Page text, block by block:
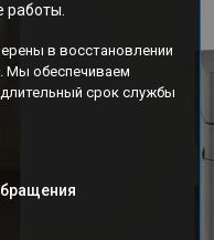
работы.
в восстановлении
Мы обеспечиваем
срок службы